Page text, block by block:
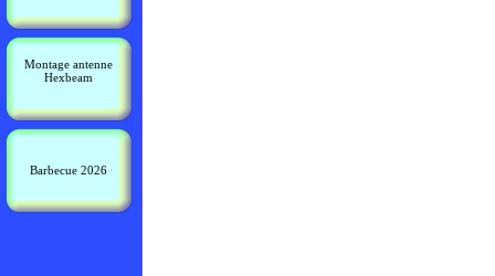
Montage antenne
Hexbeam
Barbecue 2026